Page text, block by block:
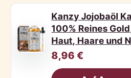
Kanzy Jojobaöl
100% Reines
Haut, Haare und
8,96 €